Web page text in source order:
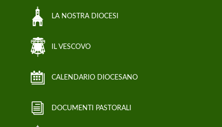
LA NOSTRA DIOCESI
IL VESCOVO
CALENDARIO DIOCESANO
DOCUMENTI PASTORALI